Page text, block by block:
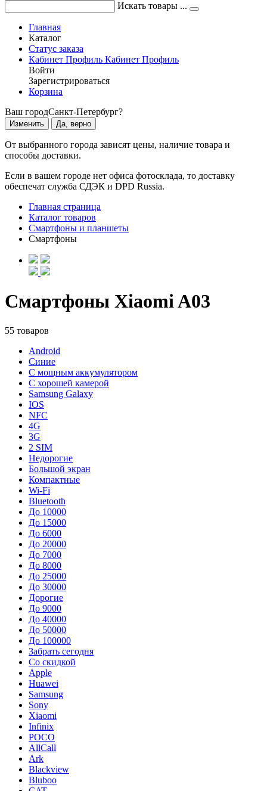
Искать товары ...
Главная
Каталог
Статус заказа
Кабинет Профиль Кабинет Профиль
Войти
Зарегистрироваться
Корзина
Ваш городСанкт-Петербург?
Изменить Да, верно
От выбранного города зависят цены, наличие товара и
способы доставки.
Если в вашем городе нет офиса фотосклада, то доставку
обеспечат служба СДЭК и DPD Russia.
Главная страница
Каталог товаров
Смартфоны и планшеты
Смартфоны
Смартфоны Xiaomi A03
55 товаров
Android
Синие
С мощным аккумулятором
С хорошей камерой
Samsung Galaxy
IOS
NFC
4G
3G
2 SIM
Недорогие
Большой экран
Компактные
Wi-Fi
Bluetooth
До 10000
До 15000
До 6000
До 20000
До 7000
До 8000
До 25000
До 30000
Дорогие
До 9000
До 40000
До 50000
До 100000
Забрать сегодня
Со скидкой
Apple
Huawei
Samsung
Sony
Xiaomi
Infinix
POCO
AllCall
Ark
Blackview
Bluboo